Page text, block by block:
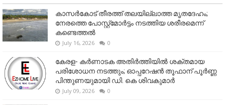
കാസർകോട് തീരത്ത് തലയില്ലാത്ത മൃതദേഹം;
നേരത്തെ പോസ്റ്റ്‌മോർട്ടം നടത്തിയ ശരീരമെന്ന്
കണ്ടെത്തൽ
July 16, 2026 0
കേരള- കർണാടക അതിർത്തിയിൽ ശക്തമായ
പരിശോധന നടത്തും; ഓപ്പറേഷൻ തൂഫാന് പൂർണ്ണ
പിന്തുണയുമായി ഡി. കെ ശിവകുമാർ
July 09, 2026 0